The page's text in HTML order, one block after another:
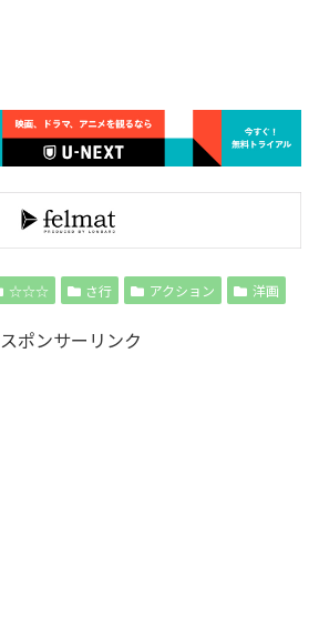
☆☆☆ さ行 アクション 洋画
スポンサーリンク